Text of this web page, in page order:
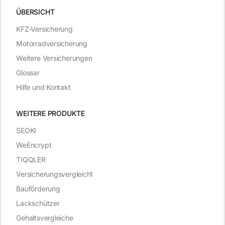
ÜBERSICHT
WEITERE PRODUKTE
KFZ-Versicherung
Motorradversicherung
Weitere Versicherungen
Glossar
Hilfe und Kontakt
SEOKI
WeEncrypt
TIQQLER
Versicherungsvergleich1
Bauförderung
Lackschützer
Gehaltsvergleiche